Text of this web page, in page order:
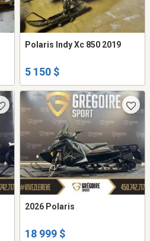
Polaris Indy Xc 850 2019
5 150 $
2026 Polaris
18 999 $